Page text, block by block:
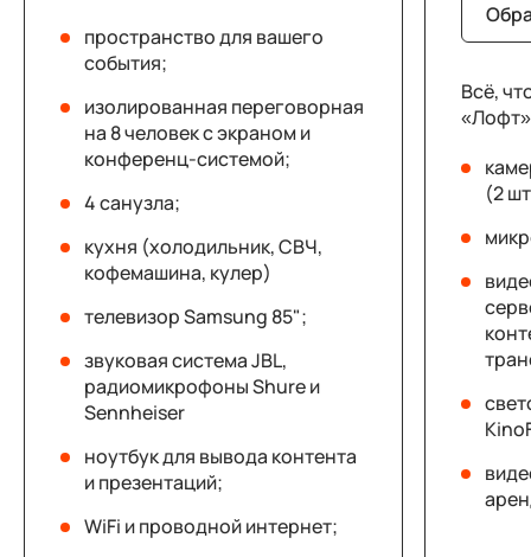
пространство для вашего
события;
изолированная переговорная
на 8 человек с экраном и
конференц-системой;
4 санузла;
кухня (холодильник, СВЧ,
кофемашина, кулер)
телевизор Samsung 85";
звуковая система JBL,
радиомикрофоны Shure и
Sennheiser
ноутбук для вывода контента
и презентаций;
WiFi и проводной интернет;
Всё,
(2